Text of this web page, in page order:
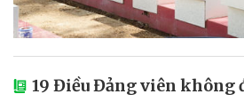
19 Điều Đảng viên không